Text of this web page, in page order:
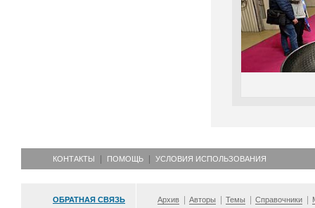
КОНТАКТЫ ПОМОЩЬ УСЛОВИЯ ИСПОЛЬЗОВАНИЯ
ОБРАТНАЯ СВЯЗЬ Архив Авторы Темы Справочники